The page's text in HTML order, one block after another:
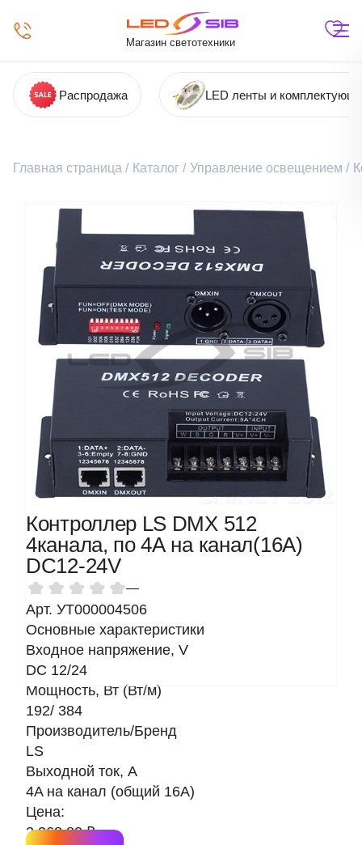
Магазин светотехники
Распродажа LED ленты и
Главная страница / Каталог / Управление освещением /
Контроллер LS DMX 512
4канала, по 4А на канал(16А)
DC12-24V
—
Арт. УТ000004506
Основные характеристики
Входное напряжение, V
DC 12/24
Мощность, Вт (Вт/м)
192/ 384
Производитель/Бренд
LS
Выходной ток, А
4A на канал (общий 16A)
Цена:
2 368.80 ₽